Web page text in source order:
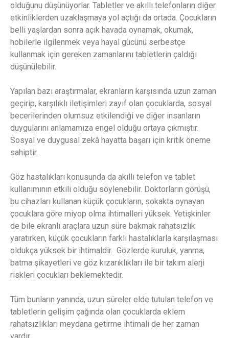
olduğunu düşünüyorlar. Tabletler ve akıllı telefonların diğer
etkinliklerden uzaklaşmaya yol açtığı da ortada. Çocukların
belli yaşlardan sonra açık havada oynamak, okumak,
hobilerle ilgilenmek veya hayal gücünü serbestçe
kullanmak için gereken zamanlarını tabletlerin çaldığı
düşünülebilir.
Yapılan bazı araştırmalar, ekranların karşısında uzun zaman
geçirip, karşılıklı iletişimleri zayıf olan çocuklarda, sosyal
becerilerinden olumsuz etkilendiği ve diğer insanların
duygularını anlamamıza engel olduğu ortaya çıkmıştır.
Sosyal ve duygusal zekâ hayatta başarı için kritik öneme
sahiptir.
Göz hastalıkları konusunda da akıllı telefon ve tablet
kullanımının etkili olduğu söylenebilir. Doktorların görüşü,
bu cihazları kullanan küçük çocukların, sokakta oynayan
çocuklara göre miyop olma ihtimalleri yüksek. Yetişkinler
de bile ekranlı araçlara uzun süre bakmak rahatsızlık
yaratırken, küçük çocukların farklı hastalıklarla karşılaşması
oldukça yüksek bir ihtimaldir. Gözlerde kuruluk, yanma,
batma şikayetleri ve göz kızarıklıkları ile bir takım alerji
riskleri çocukları beklemektedir.
Tüm bunların yanında, uzun süreler elde tutulan telefon ve
tabletlerin gelişim çağında olan çocuklarda eklem
rahatsızlıkları meydana getirme ihtimali de her zaman